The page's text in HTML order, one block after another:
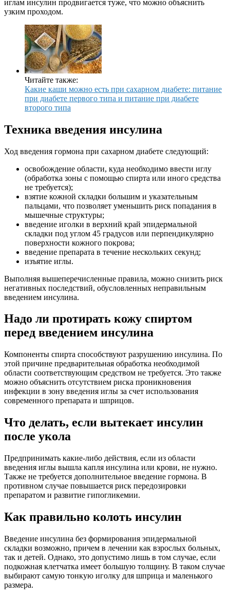
иглам инсулин продвигается туже, что можно объяснить
узким проходом.
Читайте также:
Какие каши можно есть при сахарном диабете: питание
при диабете первого типа и питание при диабете
второго типа
Техника введения инсулина
Ход введения гормона при сахарном диабете следующий:
освобождение области, куда необходимо ввести иглу
(обработка зоны с помощью спирта или иного средства
не требуется);
взятие кожной складки большим и указательным
пальцами, что позволяет уменьшить риск попадания в
мышечные структуры;
введение иголки в верхний край эпидермальной
складки под углом 45 градусов или перпендикулярно
поверхности кожного покрова;
введение препарата в течение нескольких секунд;
изъятие иглы.
Выполняя вышеперечисленные правила, можно снизить риск
негативных последствий, обусловленных неправильным
введением инсулина.
Надо ли протирать кожу спиртом
перед введением инсулина
Компоненты спирта способствуют разрушению инсулина. По
этой причине предварительная обработка необходимой
области соответствующим средством не требуется. Это также
можно объяснить отсутствием риска проникновения
инфекции в зону введения иглы за счет использования
современного препарата и шприцов.
Что делать, если вытекает инсулин
после укола
Предпринимать какие-либо действия, если из области
введения иглы вышла капля инсулина или крови, не нужно.
Также не требуется дополнительное введение гормона. В
противном случае повышается риск передозировки
препаратом и развитие гипогликемии.
Как правильно колоть инсулин
Введение инсулина без формирования эпидермальной
складки возможно, причем в лечении как взрослых больных,
так и детей. Однако, это допустимо лишь в том случае, если
подкожная клетчатка имеет большую толщину. В таком случае
выбирают самую тонкую иголку для шприца и маленького
размера.